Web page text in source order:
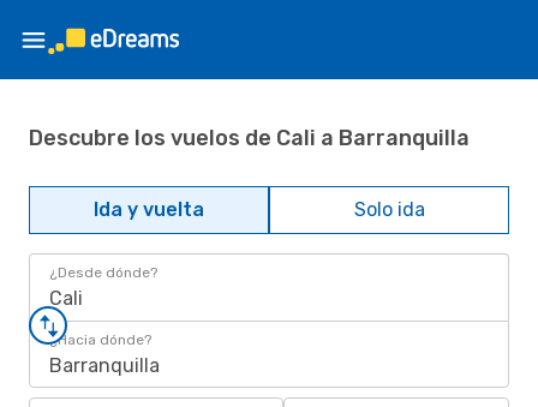
Descubre los vuelos de Cali a Barranquilla
Ida y vuelta Solo ida
¿Desde dónde?
Cali
¿Hacia dónde?
Barranquilla